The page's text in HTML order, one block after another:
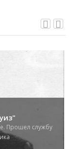
Прошел службу